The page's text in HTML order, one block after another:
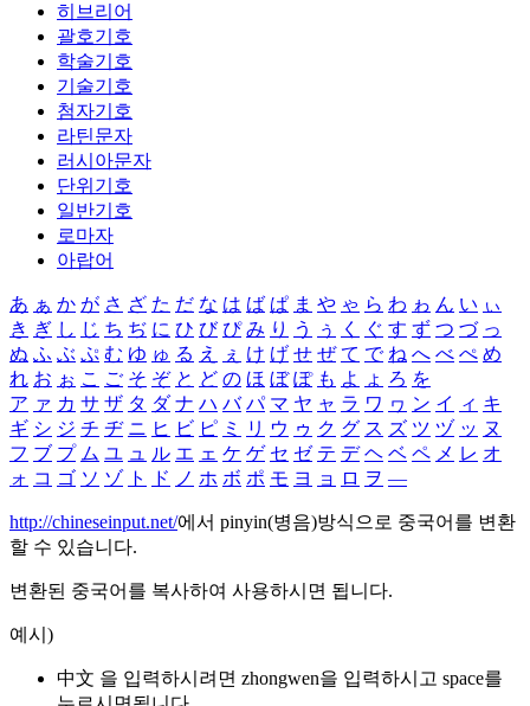
히브리어
괄호기호
학술기호
기술기호
첨자기호
라틴문자
러시아문자
단위기호
일반기호
로마자
아랍어
あ ぁ か が さ ざ た だ な は ば ぱ ま や ゃ ら わ ゎ ん い ぃ
き ぎ し じ ち ぢ に ひ び ぴ み り う ぅ く ぐ す ず つ づ っ
ぬ ふ ぶ ぷ む ゆ ゅ る え ぇ け げ せ ぜ て で ね へ べ ぺ め
れ お ぉ こ ご そ ぞ と ど の ほ ぼ ぽ も よ ょ ろ を
ア ァ カ サ ザ タ ダ ナ ハ バ パ マ ヤ ャ ラ ワ ヮ ン イ ィ キ
ギ シ ジ チ ヂ ニ ヒ ビ ピ ミ リ ウ ゥ ク グ ス ズ ツ ヅ ッ ヌ
フ ブ プ ム ユ ュ ル エ ェ ケ ゲ セ ゼ テ デ ヘ ベ ペ メ レ オ
ォ コ ゴ ソ ゾ ト ド ノ ホ ボ ポ モ ヨ ョ ロ ヲ ―
http://chineseinput.net/에서 pinyin(병음)방식으로 중국어를 변환
할 수 있습니다.
변환된 중국어를 복사하여 사용하시면 됩니다.
예시)
中文 을 입력하시려면 zhongwen을 입력하시고 space를